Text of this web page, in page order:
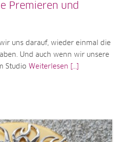
Premieren und
uns darauf, wieder einmal die
Und auch wenn wir unsere
Studio Weiterlesen [...]